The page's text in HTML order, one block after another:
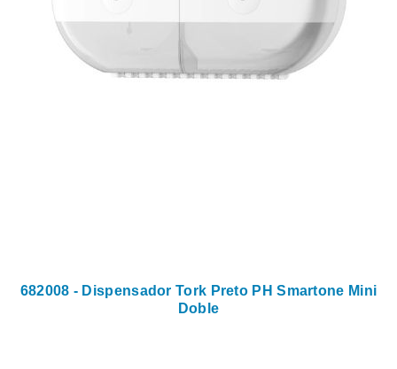
682008 - Dispensador Tork Preto PH Smartone Mini
Doble